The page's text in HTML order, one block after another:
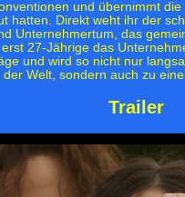
und übernimmt
hatten. Direkt weht ihr der
Unternehmertum, das
27-Jährige das
und wird so nicht nur
Welt, sondern auch zu
Trailer